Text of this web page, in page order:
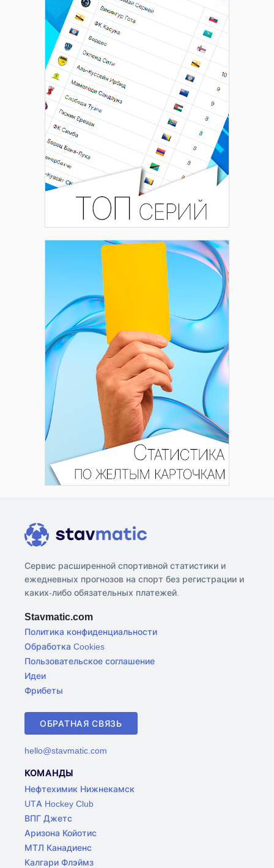
Сервис расширенной спортивной статистики и
ежедневных прогнозов на спорт без регистрации и
каких-либо обязательных платежей.
Stavmatic.com
Политика конфиденциальности
Обработка Cookies
Пользовательское соглашение
Идеи
Фрибеты
ОБРАТНАЯ СВЯЗЬ
hello@stavmatic.com
КОМАНДЫ
Нефтехимик Нижнекамск
UTA Hockey Club
ВПГ Джетс
Аризона Койотис
МТЛ Канадиенс
Калгари Флэймз